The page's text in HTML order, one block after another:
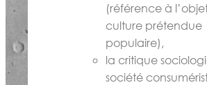
(référence à
culture prétendue
populaire),
la critique
société